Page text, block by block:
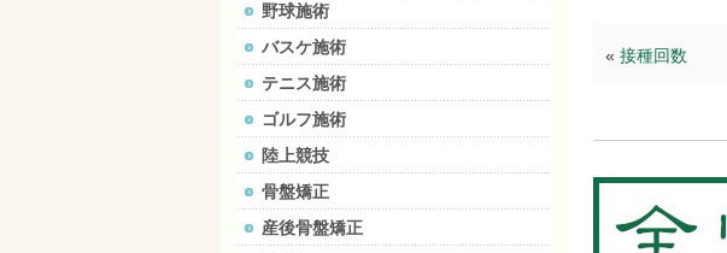
« 接種回数
野球施術
バスケ施術
テニス施術
ゴルフ施術
陸上競技
骨盤矯正
産後骨盤矯正